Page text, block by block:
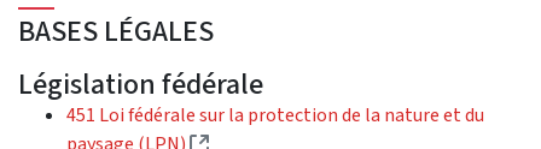
BASES LÉGALES
Législation fédérale
451 Loi fédérale sur la protection de la nature et du
paysage (LPN)
(Lien externe)